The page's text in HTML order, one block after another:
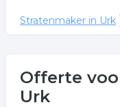
Stratenmaker in Urk
Offerte
Urk